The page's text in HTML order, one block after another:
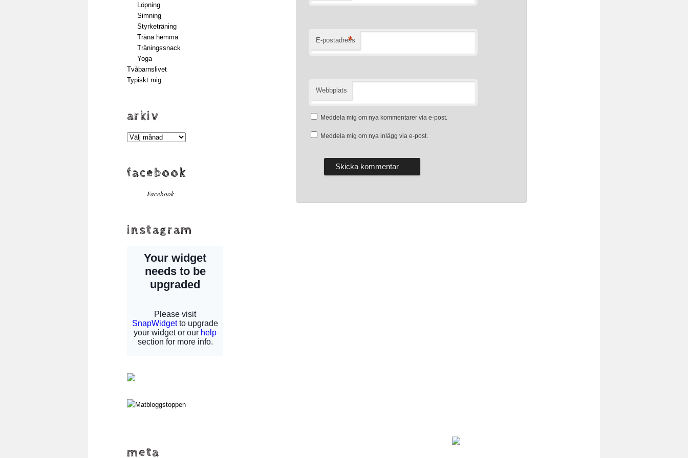
E-postadress
*
Webbplats
Meddela mig om nya kommentarer via e-post.
Meddela mig om nya inlägg via e-post.
Löpning
Simning
Styrketräning
Träna hemma
Träningssnack
Yoga
Tvåbarnslivet
Typiskt mig
arkiv
Arkiv
facebook
Facebook
instagram
meta